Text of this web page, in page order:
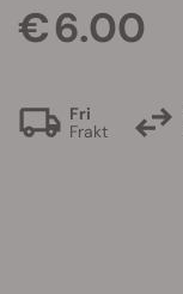
€ 6.00
Fri
Frakt